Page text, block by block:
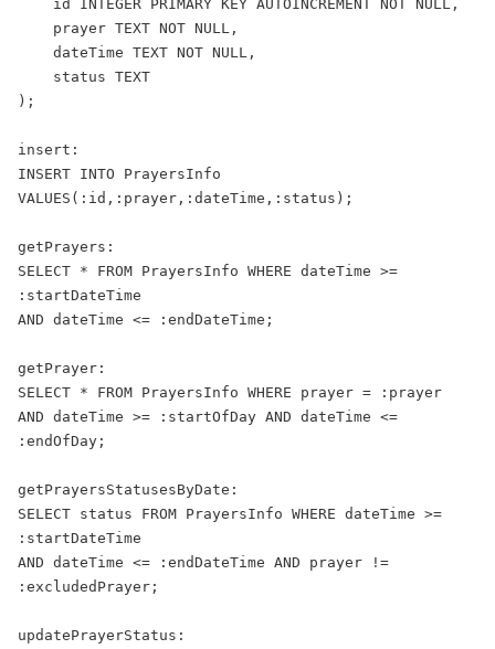
);
insert:
INSERT INTO PrayersInfo
VALUES(:id,:prayer,:dateTime,:status);
getPrayers:
SELECT * FROM PrayersInfo WHERE dateTime >=
:startDateTime
AND dateTime <= :endDateTime;
getPrayer:
SELECT * FROM PrayersInfo WHERE prayer = :prayer
AND dateTime >= :startOfDay AND dateTime <=
:endOfDay;
getPrayersStatusesByDate:
SELECT status FROM PrayersInfo WHERE dateTime >=
:startDateTime
AND dateTime <= :endDateTime AND prayer !=
:excludedPrayer;
updatePrayerStatus: